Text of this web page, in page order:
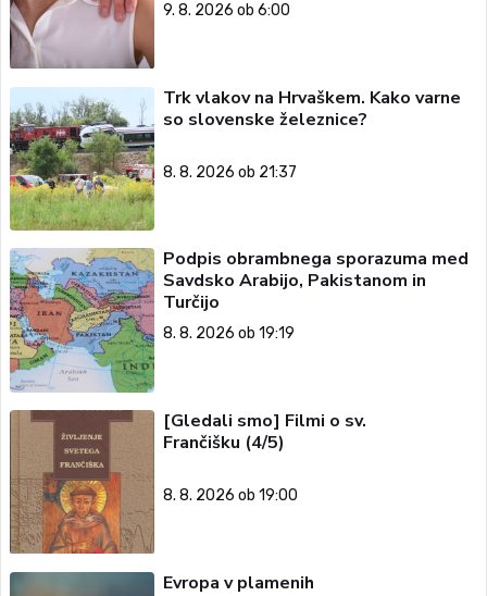
9. 8. 2026 ob 6:00
Trk vlakov na Hrvaškem. Kako varne
so slovenske železnice?
8. 8. 2026 ob 21:37
Podpis obrambnega sporazuma med
Savdsko Arabijo, Pakistanom in
Turčijo
8. 8. 2026 ob 19:19
[Gledali smo] Filmi o sv.
Frančišku (4/5)
8. 8. 2026 ob 19:00
Evropa v plamenih